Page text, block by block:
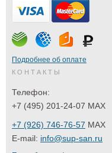
Подробнее об оплате
КОНТАКТЫ
Телефон:
+7 (495) 201-24-07 MAX
+7 (926) 746-76-57 MAX
E-mail: info@sup-san.ru